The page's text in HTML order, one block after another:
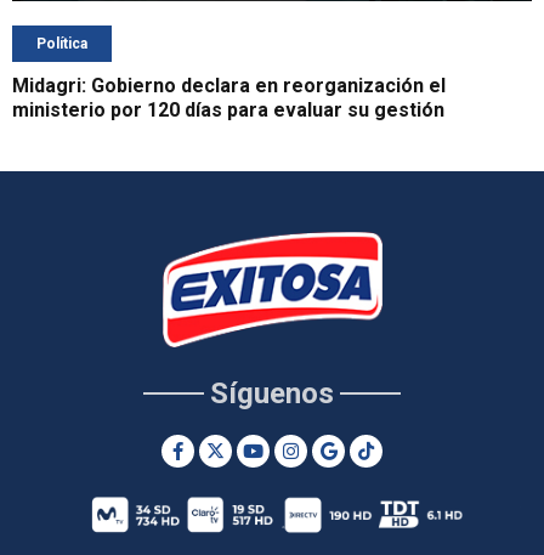
Política
Midagri: Gobierno declara en reorganización el
ministerio por 120 días para evaluar su gestión
Síguenos